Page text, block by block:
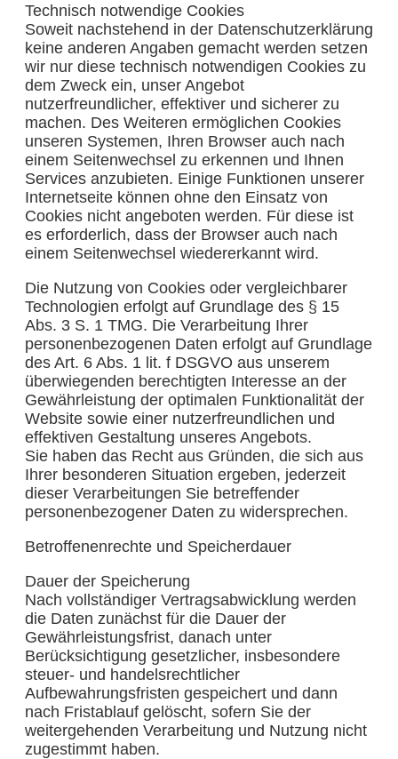
Technisch notwendige Cookies
Soweit nachstehend in der Datenschutzerklärung
keine anderen Angaben gemacht werden setzen
wir nur diese technisch notwendigen Cookies zu
dem Zweck ein, unser Angebot
nutzerfreundlicher, effektiver und sicherer zu
machen. Des Weiteren ermöglichen Cookies
unseren Systemen, Ihren Browser auch nach
einem Seitenwechsel zu erkennen und Ihnen
Services anzubieten. Einige Funktionen unserer
Internetseite können ohne den Einsatz von
Cookies nicht angeboten werden. Für diese ist
es erforderlich, dass der Browser auch nach
einem Seitenwechsel wiedererkannt wird.
Die Nutzung von Cookies oder vergleichbarer
Technologien erfolgt auf Grundlage des § 15
Abs. 3 S. 1 TMG. Die Verarbeitung Ihrer
personenbezogenen Daten erfolgt auf Grundlage
des Art. 6 Abs. 1 lit. f DSGVO aus unserem
überwiegenden berechtigten Interesse an der
Gewährleistung der optimalen Funktionalität der
Website sowie einer nutzerfreundlichen und
effektiven Gestaltung unseres Angebots.
Sie haben das Recht aus Gründen, die sich aus
Ihrer besonderen Situation ergeben, jederzeit
dieser Verarbeitungen Sie betreffender
personenbezogener Daten zu widersprechen.
Betroffenenrechte und Speicherdauer
Dauer der Speicherung
Nach vollständiger Vertragsabwicklung werden
die Daten zunächst für die Dauer der
Gewährleistungsfrist, danach unter
Berücksichtigung gesetzlicher, insbesondere
steuer- und handelsrechtlicher
Aufbewahrungsfristen gespeichert und dann
nach Fristablauf gelöscht, sofern Sie der
weitergehenden Verarbeitung und Nutzung nicht
zugestimmt haben.